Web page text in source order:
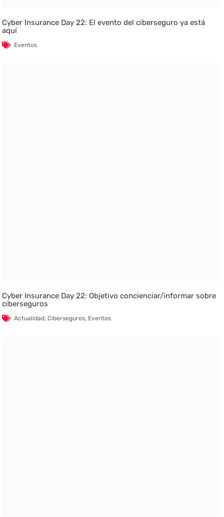
Cyber Insurance Day 22: El evento del ciberseguro ya está
aquí
Eventos
Cyber Insurance Day 22: Objetivo concienciar/informar sobre
ciberseguros
Actualidad,Ciberseguros, Eventos